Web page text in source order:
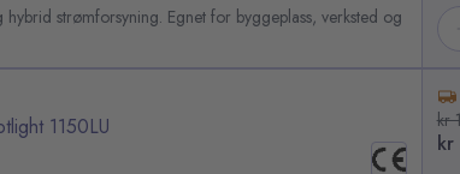
strømforsyning. Egnet for byggeplass, verksted og
1150LU kr